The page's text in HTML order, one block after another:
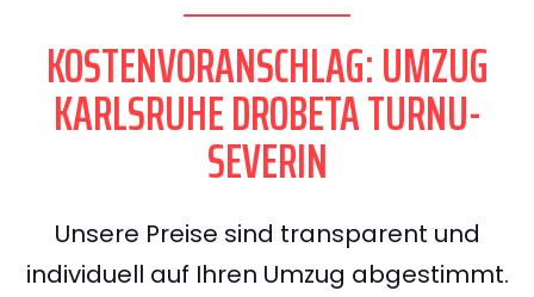
KOSTENVORANSCHLAG: UMZUG
KARLSRUHE DROBETA TURNU-
SEVERIN
Unsere Preise sind transparent und
individuell auf Ihren Umzug abgestimmt.